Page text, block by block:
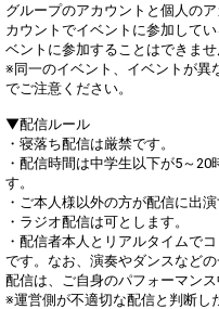
グループのアカウントと個人の
カウントでイベントに参加して
ベントに参加することはできませ
※同一のイベント、イベントが異
でご注意ください。
▼配信ルール
・寝落ち配信は厳禁です。
・配信時間は中学生以下が5～
す。
・ご本人様以外の方が配信に出
・ラジオ配信は可とします。
・配信者本人とリアルタイムで
です。なお、演奏やダンスなど
配信は、ご自身のパフォーマンス
※運営側が不適切な配信と判断し